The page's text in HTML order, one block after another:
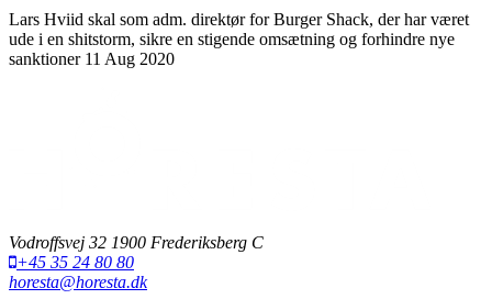
Lars Hviid skal som adm. direktør for Burger Shack, der har været
ude i en shitstorm, sikre en stigende omsætning og forhindre nye
sanktioner 11 Aug 2020
Vodroffsvej 32 1900 Frederiksberg C
+45 35 24 80 80
horesta@horesta.dk